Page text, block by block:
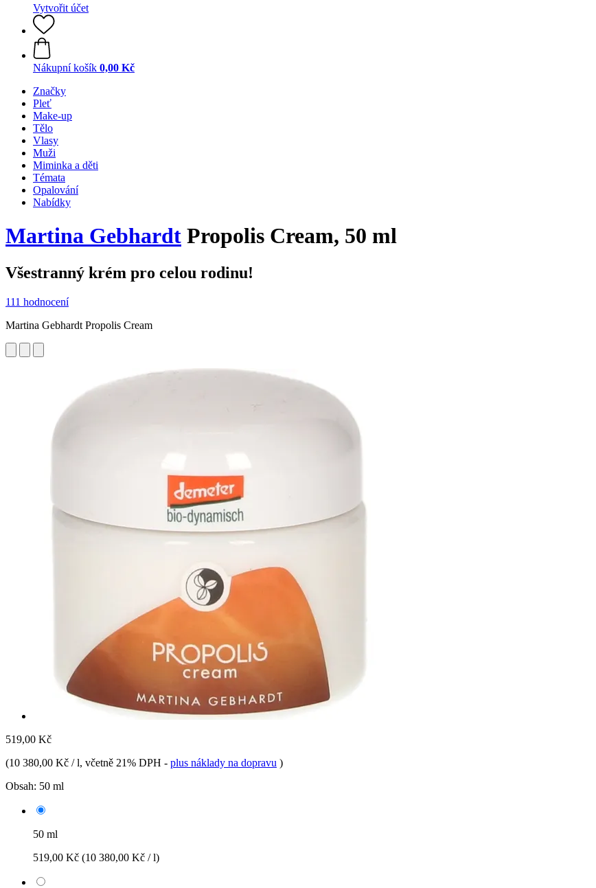
Vytvořit účet
Nákupní košík 0,00 Kč
Značky
Pleť
Make-up
Tělo
Vlasy
Muži
Miminka a děti
Témata
Opalování
Nabídky
Martina Gebhardt Propolis Cream, 50 ml
Všestranný krém pro celou rodinu!
111 hodnocení
Martina Gebhardt Propolis Cream
519,00 Kč
(10 380,00 Kč / l, včetně 21% DPH - plus náklady na dopravu )
Obsah: 50 ml
50 ml
519,00 Kč (10 380,00 Kč / l)